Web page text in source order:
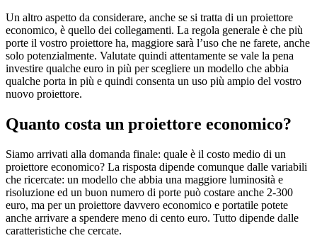
Un altro aspetto da considerare, anche se si tratta di un proiettore
economico, è quello dei collegamenti. La regola generale è che più
porte il vostro proiettore ha, maggiore sarà l’uso che ne farete, anche
solo potenzialmente. Valutate quindi attentamente se vale la pena
investire qualche euro in più per scegliere un modello che abbia
qualche porta in più e quindi consenta un uso più ampio del vostro
nuovo proiettore.
Quanto costa un proiettore economico?
Siamo arrivati alla domanda finale: quale è il costo medio di un
proiettore economico? La risposta dipende comunque dalle variabili
che ricercate: un modello che abbia una maggiore luminosità e
risoluzione ed un buon numero di porte può costare anche 2-300
euro, ma per un proiettore davvero economico e portatile potete
anche arrivare a spendere meno di cento euro. Tutto dipende dalle
caratteristiche che cercate.